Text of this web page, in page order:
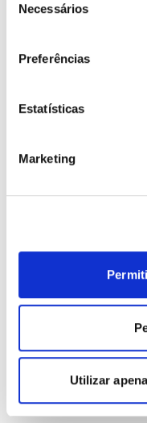
Necessários
Preferências
Estatísticas
Marketing
Utilizar